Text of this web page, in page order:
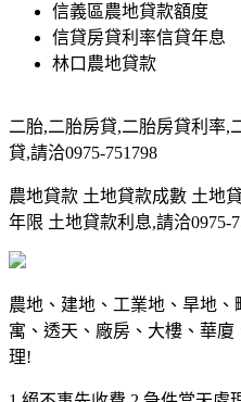
信義區農地貸款額度
信貸房貸利率信貸年息
林口農地貸款
二胎,二胎房貸,二胎房貸利率,
貸,請洽0975-751798
農地貸款 土地貸款成數 土地
年限 土地貸款利息,請洽0975-
農地、建地、工業地、旱地
寓、透天、廠房、大樓、華
理!